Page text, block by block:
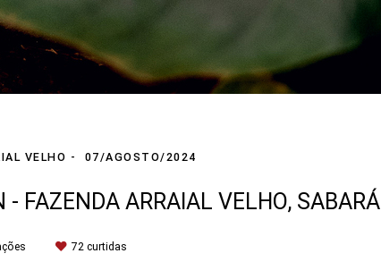
VELHO 07/AGOSTO/2024
FAZENDA ARRAIAL VELHO, SABARÁ
72 curtidas